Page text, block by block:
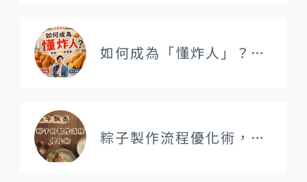
如何成為「懂炸人」？選對炸粉很重要！
粽子製作流程優化術，用「這瓶」建立你的飄香招牌粽